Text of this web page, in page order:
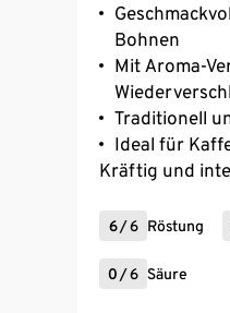
Bohnen
Mit Aroma-
Traditionell
Ideal für
Kräftig und
6 /6 Röstung
0 /6 Säure